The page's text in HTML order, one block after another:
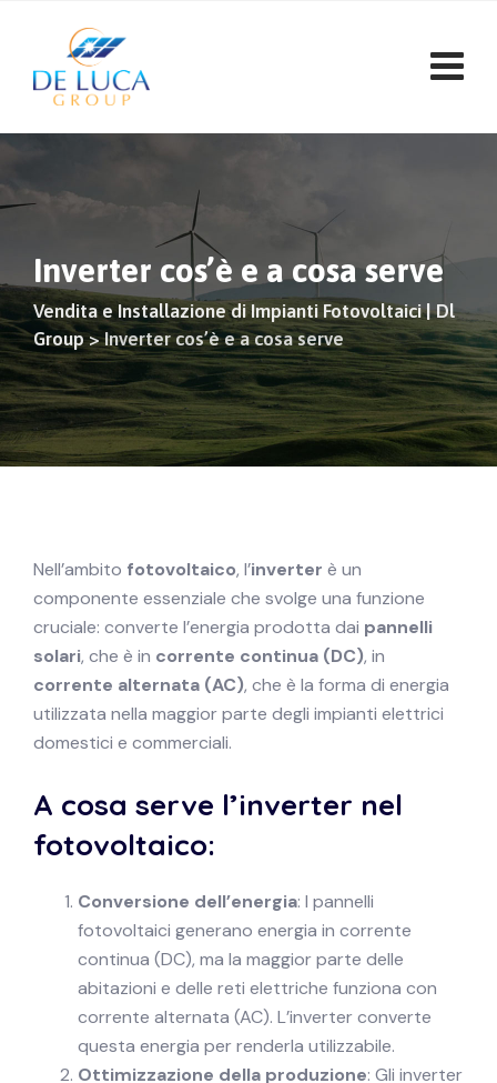
contenuto
Inverter cos’è e a cosa serve
Vendita e Installazione di Impianti Fotovoltaici | Dl
Group>Inverter cos’è e a cosa serve
Nell’ambito fotovoltaico, l’inverter è un
componente essenziale che svolge una funzione
cruciale: converte l’energia prodotta dai pannelli
solari, che è in corrente continua (DC), in
corrente alternata (AC), che è la forma di energia
utilizzata nella maggior parte degli impianti elettrici
domestici e commerciali.
A cosa serve l’inverter nel
fotovoltaico:
Conversione dell’energia: I pannelli
fotovoltaici generano energia in corrente
continua (DC), ma la maggior parte delle
abitazioni e delle reti elettriche funziona con
corrente alternata (AC). L’inverter converte
questa energia per renderla utilizzabile.
Ottimizzazione della produzione: Gli inverter